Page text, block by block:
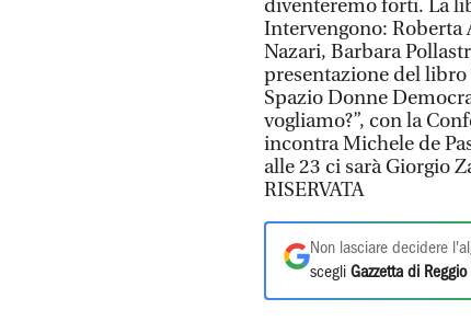
diventeremo forti. La
Intervengono: Roberta
Nazari, Barbara
presentazione del libro
Spazio Donne
vogliamo?”, con la
incontra Michele de
alle 23 ci sarà Giorgio
RISERVATA
Non lasciare decidere
scegli Gazzetta di Reggio